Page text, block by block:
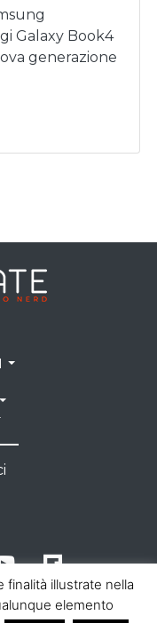
Galaxy Book4
generazione
finalità illustrate nella
elemento